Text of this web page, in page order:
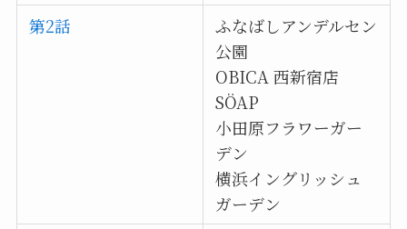
第2話
ふなばしアンデルセン
公園
OBICA 西新宿店
SÖAP
小田原フラワーガー
デン
横浜イングリッシュ
ガーデン